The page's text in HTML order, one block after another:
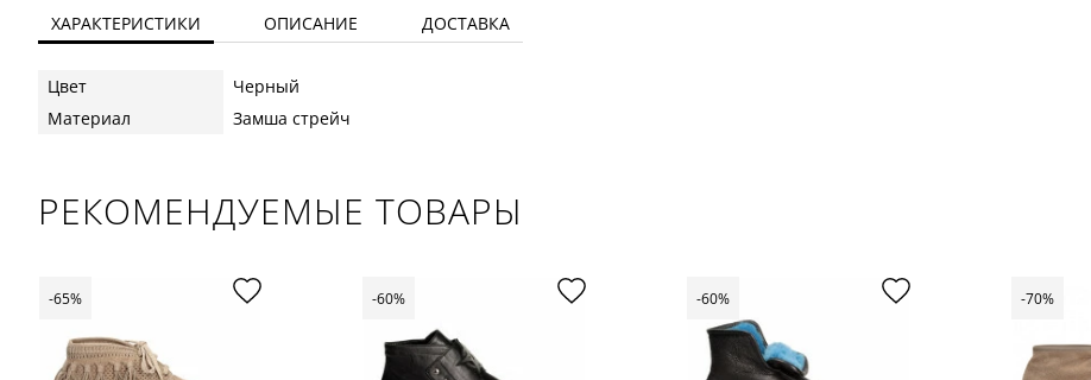
ХАРАКТЕРИСТИКИ ОПИСАНИЕ ДОСТАВКА
Цвет
Черный
Материал
Замша стрейч
РЕКОМЕНДУЕМЫЕ ТОВАРЫ
-65% -60% -60% -70%